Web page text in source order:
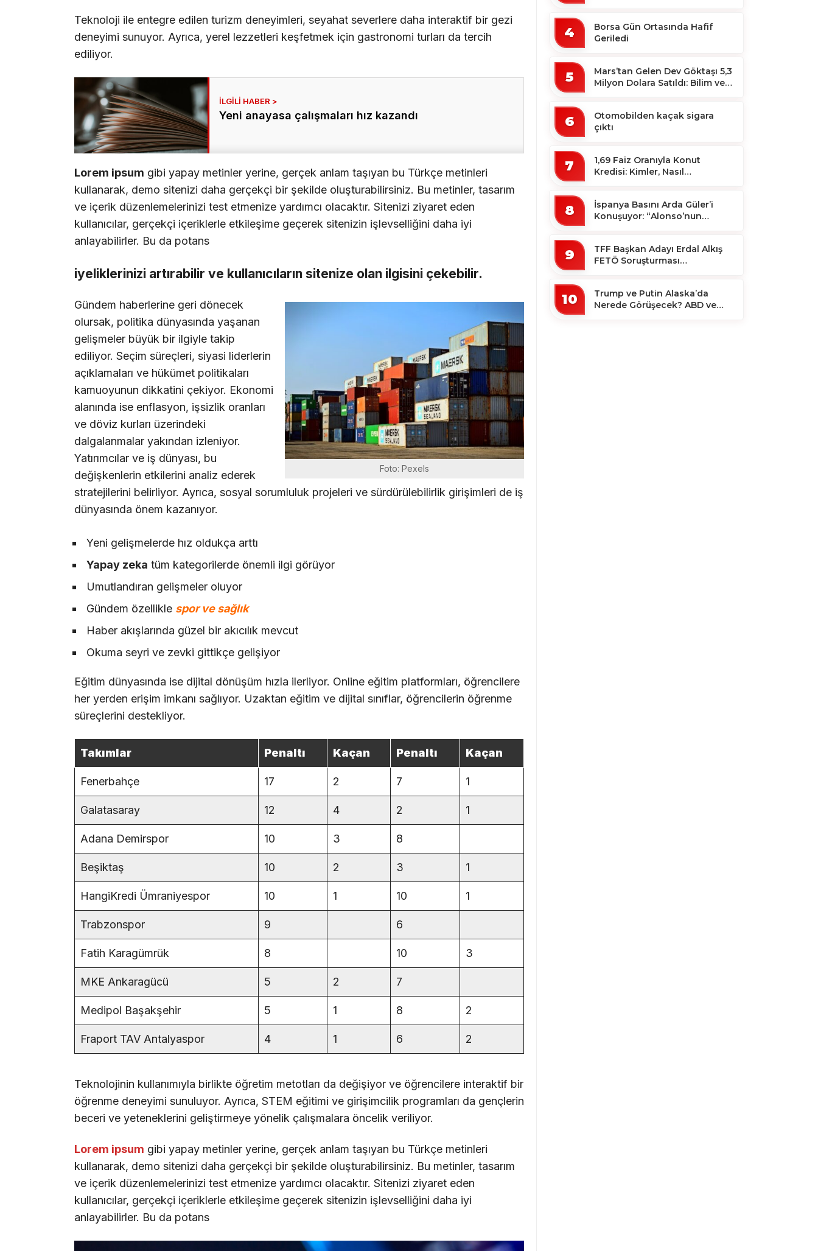
Teknoloji ile entegre edilen turizm deneyimleri, seyahat severlere daha interaktif bir gezi
deneyimi sunuyor. Ayrıca, yerel lezzetleri keşfetmek için gastronomi turları da tercih
ediliyor.
Yeni anayasa çalışmaları hız kazandı
Lorem ipsum gibi yapay metinler yerine, gerçek anlam taşıyan bu Türkçe metinleri
kullanarak, demo sitenizi daha gerçekçi bir şekilde oluşturabilirsiniz. Bu metinler, tasarım
ve içerik düzenlemelerinizi test etmenize yardımcı olacaktır. Sitenizi ziyaret eden
kullanıcılar, gerçekçi içeriklerle etkileşime geçerek sitenizin işlevselliğini daha iyi
anlayabilirler. Bu da potans
iyeliklerinizi artırabilir ve kullanıcıların sitenize olan ilgisini çekebilir.
Foto: Pexels
Gündem haberlerine geri dönecek
olursak, politika dünyasında yaşanan
gelişmeler büyük bir ilgiyle takip
ediliyor. Seçim süreçleri, siyasi liderlerin
açıklamaları ve hükümet politikaları
kamuoyunun dikkatini çekiyor. Ekonomi
alanında ise enflasyon, işsizlik oranları
ve döviz kurları üzerindeki
dalgalanmalar yakından izleniyor.
Yatırımcılar ve iş dünyası, bu
değişkenlerin etkilerini analiz ederek
stratejilerini belirliyor. Ayrıca, sosyal sorumluluk projeleri ve sürdürülebilirlik girişimleri de iş
dünyasında önem kazanıyor.
Yeni gelişmelerde hız oldukça arttı
Yapay zeka tüm kategorilerde önemli ilgi görüyor
Umutlandıran gelişmeler oluyor
Gündem özellikle spor ve sağlık
Haber akışlarında güzel bir akıcılık mevcut
Okuma seyri ve zevki gittikçe gelişiyor
Eğitim dünyasında ise dijital dönüşüm hızla ilerliyor. Online eğitim platformları, öğrencilere
her yerden erişim imkanı sağlıyor. Uzaktan eğitim ve dijital sınıflar, öğrencilerin öğrenme
süreçlerini destekliyor.
Takımlar Penaltı Kaçan Penaltı Kaçan
Fenerbahçe 17 2 7 1
Galatasaray 12 4 2 1
Adana Demirspor 10 3 8
Beşiktaş 10 2 3 1
HangiKredi Ümraniyespor 10 1 10 1
Trabzonspor 9 6
Fatih Karagümrük 8 10 3
MKE Ankaragücü 5 2 7
Medipol Başakşehir 5 1 8 2
Fraport TAV Antalyaspor 4 1 6 2
Teknolojinin kullanımıyla birlikte öğretim metotları da değişiyor ve öğrencilere interaktif bir
öğrenme deneyimi sunuluyor. Ayrıca, STEM eğitimi ve girişimcilik programları da gençlerin
beceri ve yeteneklerini geliştirmeye yönelik çalışmalara öncelik veriliyor.
Lorem ipsum gibi yapay metinler yerine, gerçek anlam taşıyan bu Türkçe metinleri
kullanarak, demo sitenizi daha gerçekçi bir şekilde oluşturabilirsiniz. Bu metinler, tasarım
ve içerik düzenlemelerinizi test etmenize yardımcı olacaktır. Sitenizi ziyaret eden
kullanıcılar, gerçekçi içeriklerle etkileşime geçerek sitenizin işlevselliğini daha iyi
anlayabilirler. Bu da potans
4
Borsa Gün Ortasında Hafif
Geriledi
5
Mars’tan Gelen Dev Göktaşı 5,3
Milyon Dolara Satıldı: Bilim ve
6
Otomobilden kaçak sigara
çıktı
7
1,69 Faiz Oranıyla Konut
Kredisi: Kimler, Nasıl
8
İspanya Basını Arda Güler’i
Konuşuyor: “Alonso’nun
9
TFF Başkan Adayı Erdal Alkış
FETÖ Soruşturması
10
Trump ve Putin Alaska’da
Nerede Görüşecek? ABD ve